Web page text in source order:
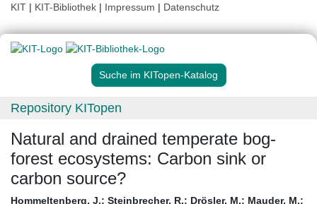
KIT | KIT-Bibliothek | Impressum | Datenschutz
Suche im KITopen-Katalog
Repository KITopen
Natural and drained temperate bog-
forest ecosystems: Carbon sink or
carbon source?
Hommeltenberg, J.; Steinbrecher, R.; Drösler, M.; Mauder, M.;